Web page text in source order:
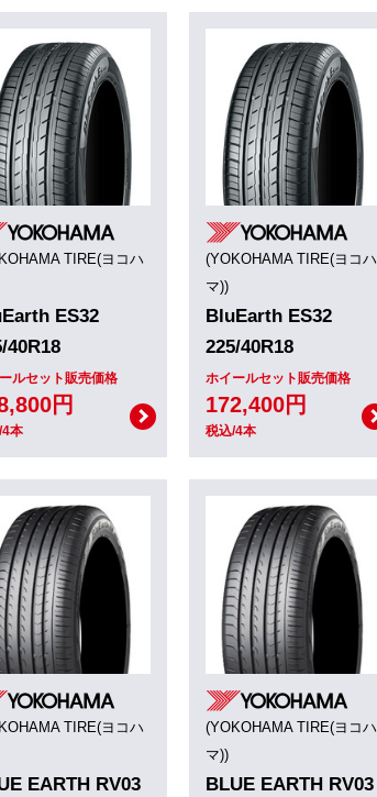
TIRE(ヨコハ
ES32
40R18
ルセット販売価格
円
本
(YOKOHAMA TIRE(ヨコハ
マ))
BluEarth ES32
225/40R18
ホイールセット販売価格
172,400円
税込/4本
TIRE(ヨコハ
EARTH RV03
(YOKOHAMA TIRE(ヨコハ
マ))
BLUE EARTH RV03